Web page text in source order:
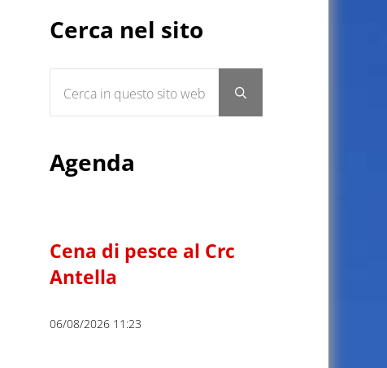
Cerca nel sito
Submit search
Agenda
Cena di pesce al Crc
Antella
06/08/2026 11:23